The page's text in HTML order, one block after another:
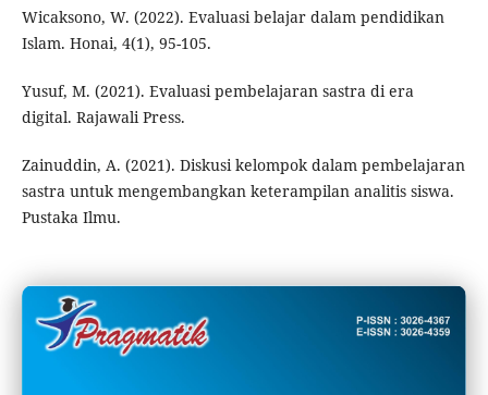
Wicaksono, W. (2022). Evaluasi belajar dalam pendidikan
Islam. Honai, 4(1), 95-105.
Yusuf, M. (2021). Evaluasi pembelajaran sastra di era
digital. Rajawali Press.
Zainuddin, A. (2021). Diskusi kelompok dalam pembelajaran
sastra untuk mengembangkan keterampilan analitis siswa.
Pustaka Ilmu.